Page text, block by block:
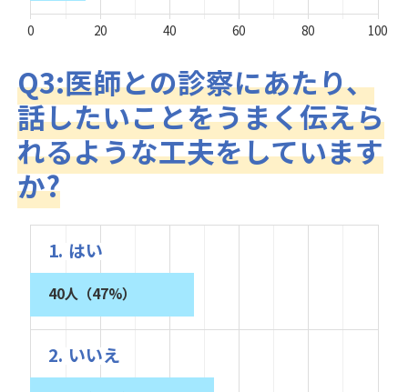
0 20 40 60 80 100
Q3:医師との診察にあたり、
話したいことをうまく伝えら
れるような工夫をしています
か?
1. はい
40人（47%）
2. いいえ